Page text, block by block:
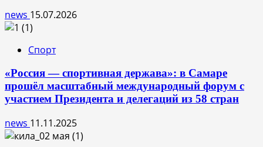
news 15.07.2026
Спорт
«Россия — спортивная держава»: в Самаре
прошёл масштабный международный форум с
участием Президента и делегаций из 58 стран
news 11.11.2025